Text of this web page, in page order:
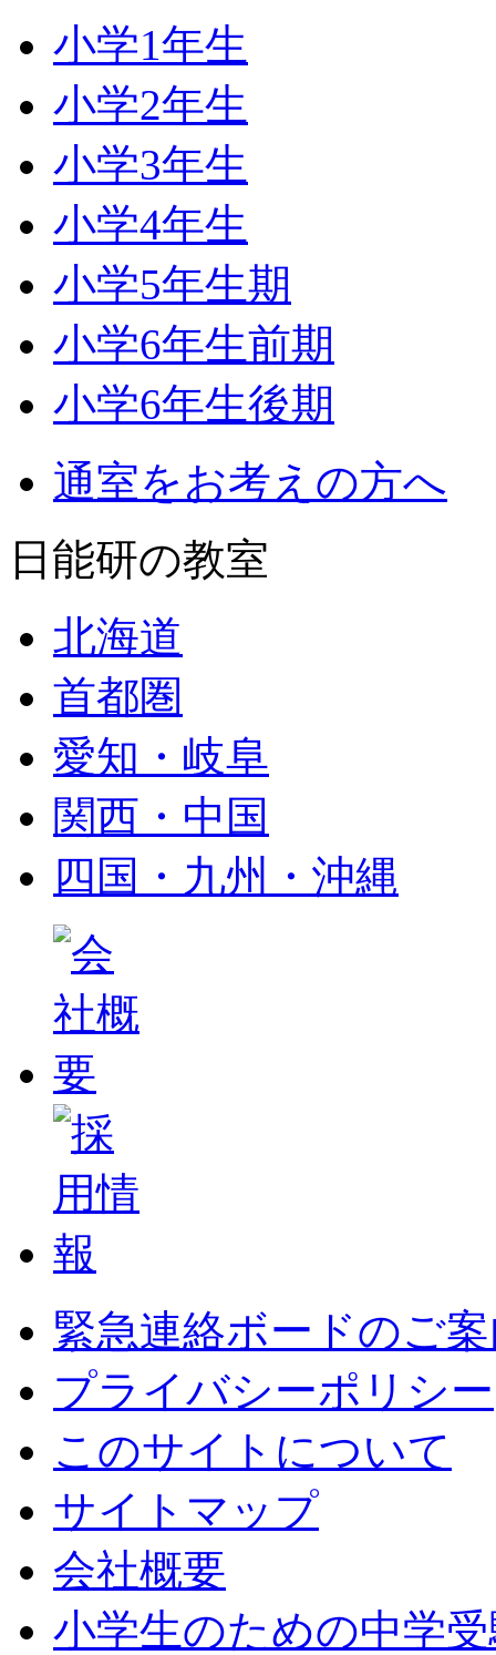
小学1年生
小学2年生
小学3年生
小学4年生
小学5年生期
小学6年生前期
小学6年生後期
通室をお考えの方へ
日能研の教室
北海道
首都圏
愛知・岐阜
関西・中国
四国・九州・沖縄
緊急連絡ボードのご
プライバシーポリシー
このサイトについて
サイトマップ
会社概要
小学生のための中学